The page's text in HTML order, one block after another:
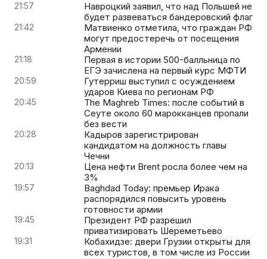
21:57
Навроцкий заявил, что над Польшей не
будет развеваться бандеровский флаг
21:42
Матвиенко отметила, что граждан РФ
могут предостеречь от посещения
Армении
21:18
Первая в истории 500-балльница по
ЕГЭ зачислена на первый курс МФТИ
20:59
Гутерриш выступил с осуждением
ударов Киева по регионам РФ
20:45
The Maghreb Times: после событий в
Сеуте около 60 марокканцев пропали
без вести
20:28
Кадыров зарегистрирован
кандидатом на должность главы
Чечни
20:13
Цена нефти Brent росла более чем на
3%
19:57
Baghdad Today: премьер Ирака
распорядился повысить уровень
готовности армии
19:45
Президент РФ разрешил
приватизировать Шереметьево
19:31
Кобахидзе: двери Грузии открыты для
всех туристов, в том числе из России